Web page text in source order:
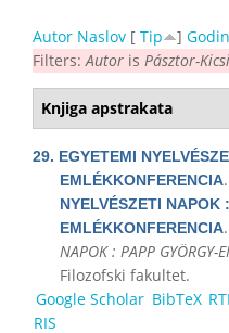
Autor Naslov [ Tip ]
Filters: Autor is Pásztor-
Knjiga apstrakata
29. EGYETEMI
EMLÉKKONFERENCIA
NYELVÉSZETI NAPOK
EMLÉKKONFERENCIA.
NAPOK : PAPP GYÖRGY-
Filozofski fakultet.
Google Scholar BibTeX
RIS